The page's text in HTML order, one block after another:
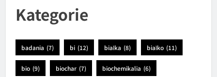
Kategorie
badania (7) bi (12) białka (8) białko (11)
bio (9) biochar (7) biochemikalia (6)